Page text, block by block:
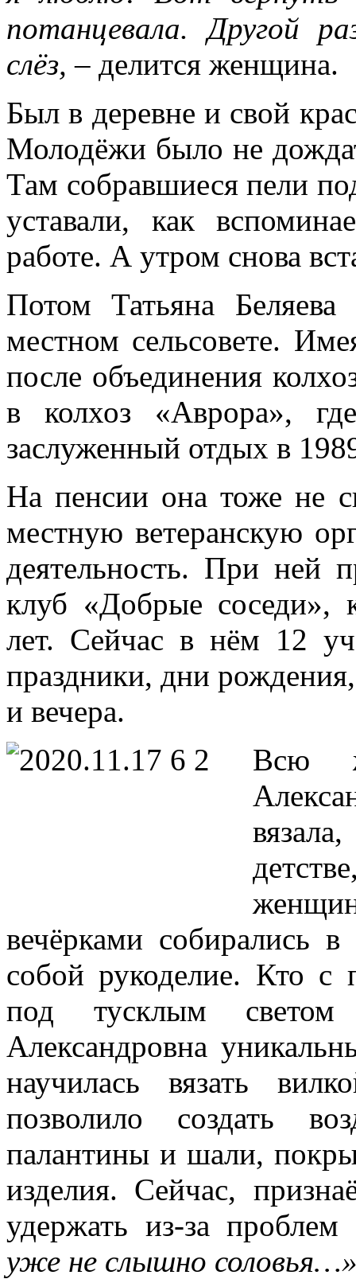
потанцевала. Другой
слёз, – делится женщина.
Был в деревне и свой
Молодёжи было не
Там собравшиеся пели
уставали, как
работе. А утром снова
Потом Татьяна
местном сельсовете.
после объединения
в колхоз «Аврора»,
заслуженный отдых в
На пенсии она тоже не
местную ветеранскую
деятельность. При ней
клуб «Добрые соседи»,
лет. Сейчас в нём 12
праздники, дни
и вечера.
Всю
вечёрками собирались
собой рукоделие. Кто с
под тусклым светом
Александровна
научилась вязать
позволило создать
палантины и шали,
изделия. Сейчас,
удержать из-за
уже не слышно